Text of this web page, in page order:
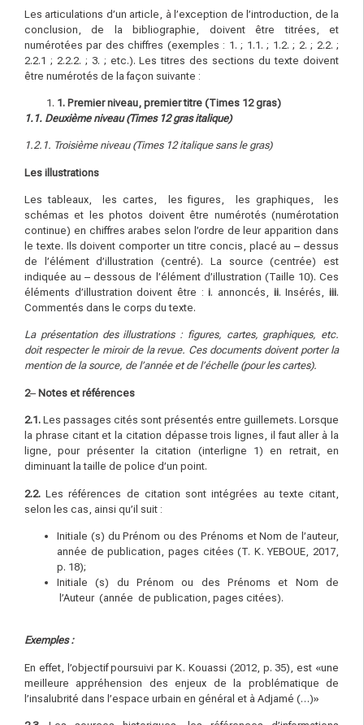
Les articulations d’un article, à l’exception de l’introduction, de la
conclusion, de la bibliographie, doivent être titrées, et
numérotées par des chiffres (exemples : 1. ; 1.1. ; 1.2. ; 2. ; 2.2. ;
2.2.1 ; 2.2.2. ; 3. ; etc.). Les titres des sections du texte doivent
être numérotés de la façon suivante :
1. Premier niveau, premier titre (Times 12 gras)
1. 1. Deuxième niveau (Times 12 gras italique)
1.2. 1. Troisième niveau (Times 12 italique sans le gras)
Les illustrations
Les tableaux, les cartes, les figures, les graphiques, les
schémas et les photos doivent être numérotés (numérotation
continue) en chiffres arabes selon l’ordre de leur apparition dans
le texte. Ils doivent comporter un titre concis, placé au – dessus
de l’élément d’illustration (centré). La source (centrée) est
indiquée au – dessous de l’élément d’illustration (Taille 10). Ces
éléments d’illustration doivent être :i. annoncés, ii. Insérés,iii.
Commentés dans le corps du texte.
La présentation des illustrations : figures, cartes, graphiques, etc.
doit respecter le miroir de la revue. Ces documents doivent porter la
mention de la source, de l’année et de l’échelle (pour les cartes).
2– Notes et références
2.1. Les passages cités sont présentés entre guillemets. Lorsque
la phrase citant et la citation dépasse trois lignes, il faut aller à la
ligne, pour présenter la citation (interligne 1) en retrait, en
diminuant la taille de police d’un point.
2.2.Les références de citation sont intégrées au texte citant,
selon les cas, ainsi qu’il suit :
Initiale (s) du Prénom ou des Prénoms et Nom de l’auteur,
année de publication, pages citées (T. K. YEBOUE, 2017,
p. 18);
Initiale (s) du Prénom ou des Prénoms et Nom de
l’Auteur (année de publication, pages citées).
Exemples :
En effet, l’objectif poursuivi par K. Kouassi (2012, p. 35), est «une
meilleure appréhension des enjeux de la problématique de
l’insalubrité dans l’espace urbain en général et à Adjamé (…)»